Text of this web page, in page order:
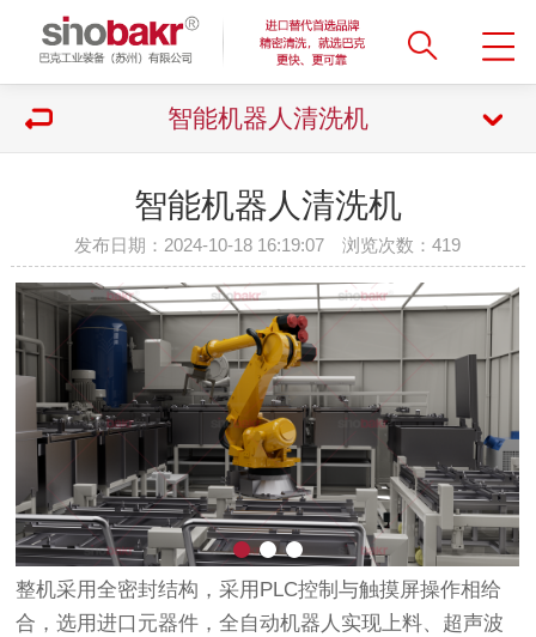
智能机器人清洗机
智能机器人清洗机
发布日期：2024-10-18 16:19:07 浏览次数：419
整机采用全密封结构，采用PLC控制与触摸屏操作相给
合，选用进口元器件，全自动机器人实现上料、超声波